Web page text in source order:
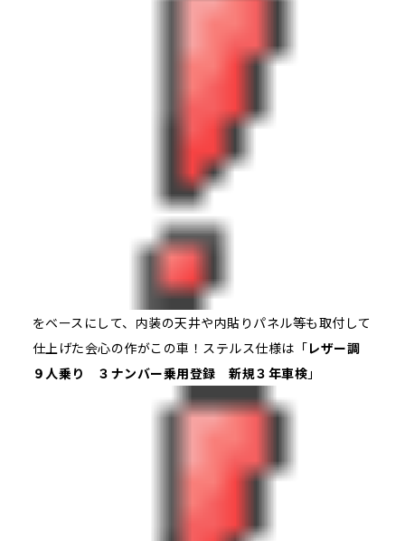
をベースにして、内装の天井や内貼りパネル等も取付して
仕上げた会心の作がこの車！ステルス仕様は「レザー調
９人乗り ３ナンバー乗用登録 新規３年車検 」